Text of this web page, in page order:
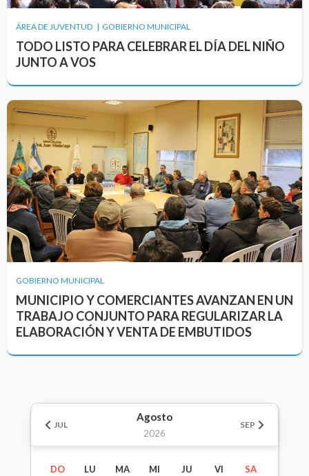
ÁREA DE JUVENTUD | GOBIERNO MUNICIPAL
TODO LISTO PARA CELEBRAR EL DÍA DEL NIÑO
JUNTO A VOS
GOBIERNO MUNICIPAL
MUNICIPIO Y COMERCIANTES AVANZAN EN UN
TRABAJO CONJUNTO PARA REGULARIZAR LA
ELABORACIÓN Y VENTA DE EMBUTIDOS
JUL
Agosto
2026
SEP
DO LU MA MI JU VI SA